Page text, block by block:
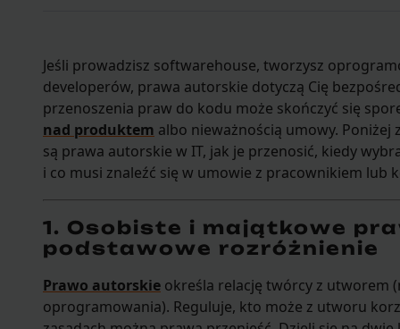
Jeśli prowadzisz softwarehouse, tworzysz
developerów, prawa autorskie dotyczą Cię
przenoszenia praw do kodu może skończyć się
nad produktem albo nieważnością umowy. Poniżej
są prawa autorskie w IT, jak je przenosić, kiedy
i co musi znaleźć się w umowie z pracownikiem lub
1. Osobiste i majątkowe
podstawowe rozróżnienie
Prawo autorskie określa relację twórcy z utworem
oprogramowania). Reguluje, kto może z utworu